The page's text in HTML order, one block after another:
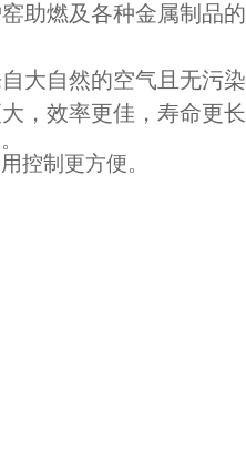
助燃及各种金属制品的
大自然的空气且无污染
，效率更佳，寿命更长
控制更方便。